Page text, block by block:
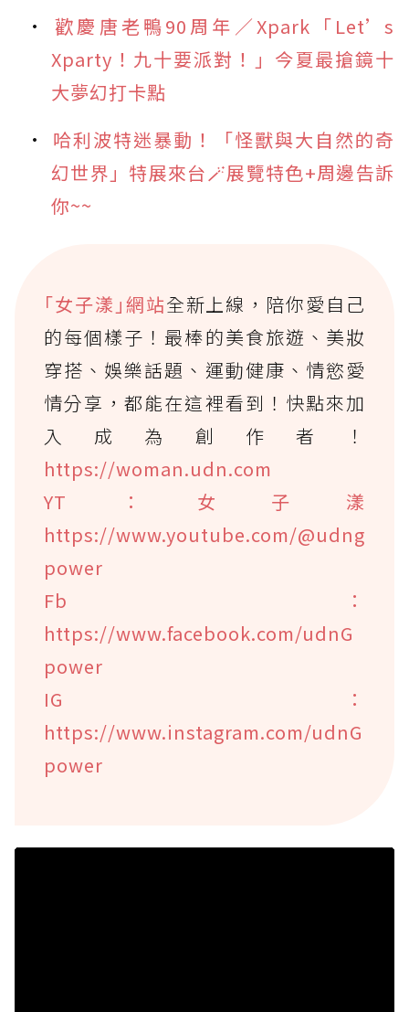
歡慶唐老鴨90周年／Xpark「Let’s
Xparty！九十要派對！」今夏最搶鏡十
大夢幻打卡點
哈利波特迷暴動！「怪獸與大自然的奇
幻世界」特展來台🪄展覽特色+周邊告訴
你~~
｢女子漾｣網站全新上線，陪你愛自己
的每個樣子！最棒的美食旅遊、美妝
穿搭、娛樂話題、運動健康、情慾愛
情分享，都能在這裡看到！快點來加
入成為創作者！
https://woman.udn.com
YT：女子漾
https://www.youtube.com/@udng
power
Fb：
https://www.facebook.com/udnG
power
IG：
https://www.instagram.com/udnG
power